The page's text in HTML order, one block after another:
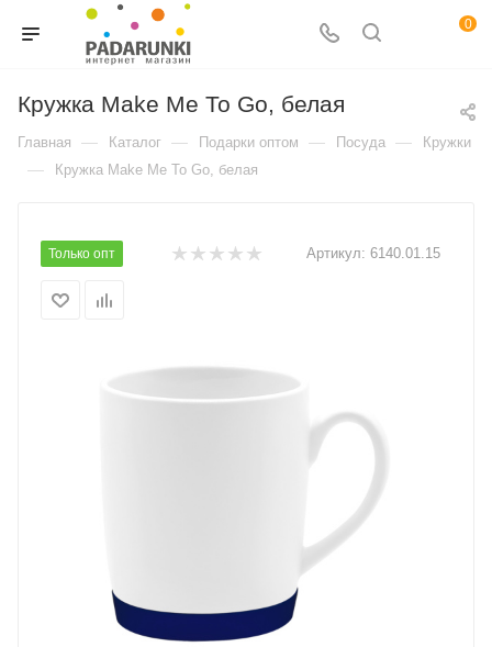
0
Кружка Make Me To Go, белая
Главная — Каталог — Подарки оптом — Посуда — Кружки
— Кружка Make Me To Go, белая
Только опт Артикул: 6140.01.15